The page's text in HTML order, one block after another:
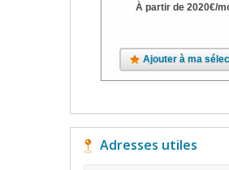
À partir de 2020€/
Ajouter à ma
Adresses utiles